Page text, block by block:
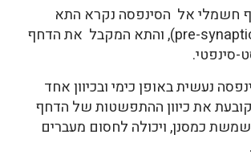
חשמלי אל הסינפסה נקרא התא
הפרה- סינפטי (pre-synaptic), והתא המקבל את הדחף
סינפטי.
נעשית באופן כימי ובכיוון אחד
את כיוון ההתפשטות של הדחף
כמסנן, ויכולה לחסום מעברים